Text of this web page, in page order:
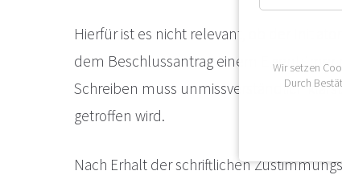
Hierfür ist es nicht relevant, ob der
dem Beschlussantrag einem
Schreiben muss unmissverständlich
getroffen wird.
Nach Erhalt der schriftlichen
Wir setzen
Durch